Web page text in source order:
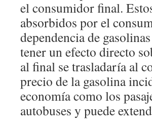
el consumidor final.
absorbidos por el
dependencia de
tener un efecto directo
al final se trasladaría al
precio de la gasolina
economía como los
autobuses y puede